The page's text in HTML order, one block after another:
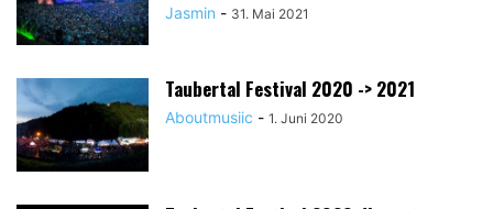
Jasmin - 31. Mai 2021
Taubertal Festival 2020 -> 2021
Aboutmusiic - 1. Juni 2020